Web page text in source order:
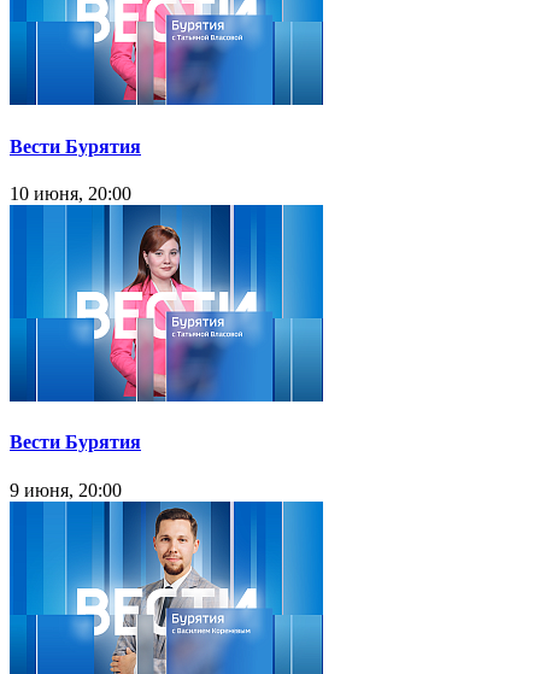
Вести Бурятия
10 июня, 20:00
Вести Бурятия
9 июня, 20:00